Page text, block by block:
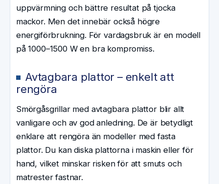
uppvärmning och bättre resultat på tjocka
mackor. Men det innebär också högre
energiförbrukning. För vardagsbruk är en modell
på 1000–1500 W en bra kompromiss.
Avtagbara plattor – enkelt att
rengöra
Smörgåsgrillar med avtagbara plattor blir allt
vanligare och av god anledning. De är betydligt
enklare att rengöra än modeller med fasta
plattor. Du kan diska plattorna i maskin eller för
hand, vilket minskar risken för att smuts och
matrester fastnar.